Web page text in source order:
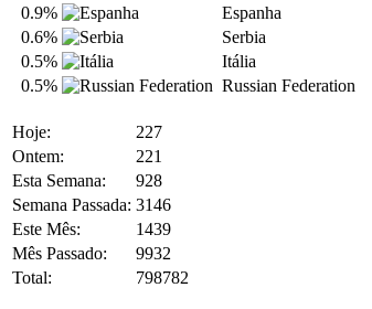
0.9%
Espanha
0.6%
Serbia
0.5%
Itália
0.5%
Russian Federation
Hoje:
227
Ontem:
221
Esta Semana:
928
Semana Passada: 3146
Este Mês:
1439
Mês Passado:
9932
Total:
798782